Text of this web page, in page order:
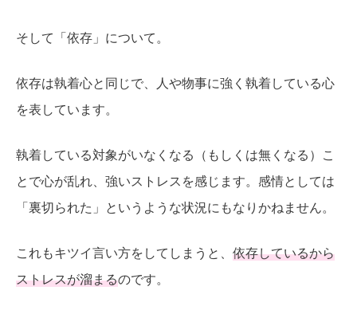
そして「依存」について。
依存は執着心と同じで、人や物事に強く執着している心
を表しています。
執着している対象がいなくなる（もしくは無くなる）こ
とで心が乱れ、強いストレスを感じます。感情としては
「裏切られた」というような状況にもなりかねません。
これもキツイ言い方をしてしまうと、 依存しているから
ストレスが溜まるのです。